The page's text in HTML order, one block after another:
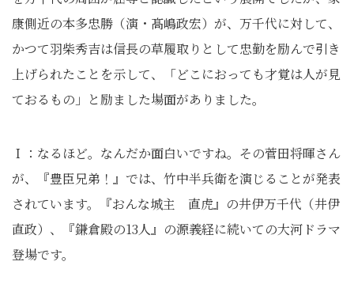
康側近の本多忠勝（演・髙嶋政宏）が、万千代に対して、
かつて羽柴秀吉は信長の草履取りとして忠勤を励んで引き
上げられたことを示して、「どこにおっても才覚は人が見
ておるもの」と励ました場面がありました。
Ｉ：なるほど。なんだか面白いですね。その菅田将暉さん
が、『豊臣兄弟！』では、竹中半兵衛を演じることが発表
されています。『おんな城主 直虎』の井伊万千代（井伊
直政）、『鎌倉殿の13人』の源義経に続いての大河ドラマ
登場です。